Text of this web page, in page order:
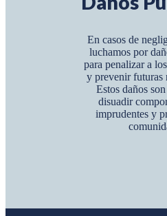
En casos de
luchamos por
para penalizar a
y prevenir futuras
Estos daños
disuadir
imprudentes y